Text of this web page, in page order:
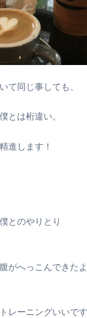
て同じ事しても、
とは桁違い。
進します！
とのやりとり
がへっこんできた
レーニングいいです